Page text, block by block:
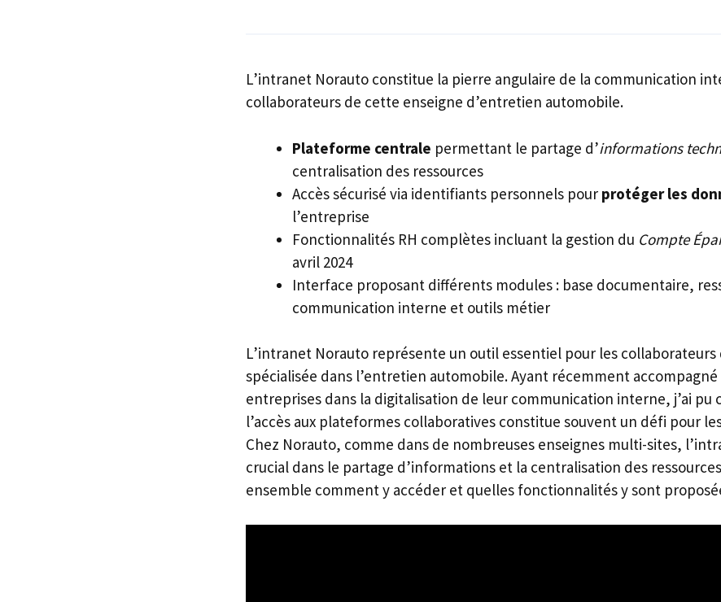
L’intranet Norauto constitue la pierre angulaire de la communication
collaborateurs de cette enseigne d’entretien automobile.
Plateforme centrale permettant le partage d’informations
centralisation des ressources
Accès sécurisé via identifiants personnels pour protéger les
l’entreprise
Fonctionnalités RH complètes incluant la gestion du Compte
avril 2024
Interface proposant différents modules : base documentaire,
communication interne et outils métier
L’intranet Norauto représente un outil essentiel pour les
spécialisée dans l’entretien automobile. Ayant récemment
entreprises dans la digitalisation de leur communication interne, j’ai pu
l’accès aux plateformes collaboratives constitue souvent un défi pour
Chez Norauto, comme dans de nombreuses enseignes multi-sites,
crucial dans le partage d’informations et la centralisation des
ensemble comment y accéder et quelles fonctionnalités y sont